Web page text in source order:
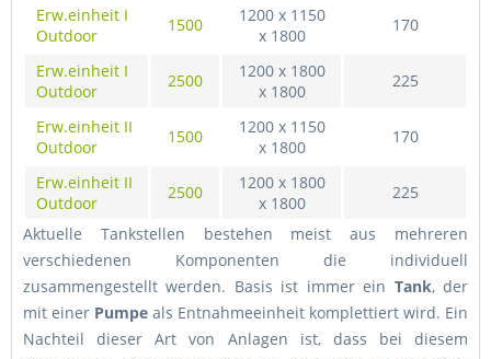
Erw.einheit I
Outdoor
1500
1200 x 1150
x 1800
170
Erw.einheit I
Outdoor
2500
1200 x 1800
x 1800
225
Erw.einheit II
Outdoor
1500
1200 x 1150
x 1800
170
Erw.einheit II
Outdoor
2500
1200 x 1800
x 1800
225
Aktuelle Tankstellen bestehen meist aus mehreren
verschiedenen Komponenten die individuell
zusammengestellt werden. Basis ist immer ein Tank, der
mit einer Pumpe als Entnahmeeinheit komplettiert wird. Ein
Nachteil dieser Art von Anlagen ist, dass bei diesem